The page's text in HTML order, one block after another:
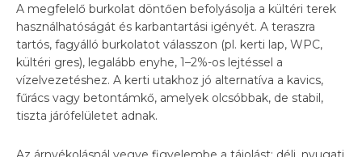
A megfelelő burkolat döntően befolyásolja a kültéri terek
használhatóságát és karbantartási igényét. A teraszra
tartós, fagyálló burkolatot válasszon (pl. kerti lap, WPC,
kültéri gres), legalább enyhe, 1–2%-os lejtéssel a
vízelvezetéshez. A kerti utakhoz jó alternatíva a kavics,
fűrács vagy betontámkő, amelyek olcsóbbak, de stabil,
tiszta járófelületet adnak.